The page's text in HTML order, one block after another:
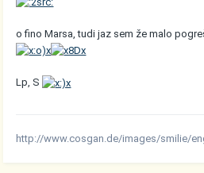
o fino Marsa, tudi jaz sem že malo
Lp, S
http://www.cosgan.de/images/smilie/